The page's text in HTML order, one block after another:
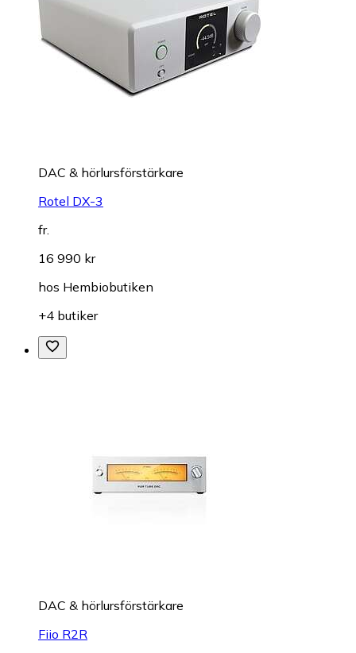
DAC & hörlursförstärkare
Rotel DX-3
fr.
16 990 kr
hos Hembiobutiken
+4 butiker
DAC & hörlursförstärkare
Fiio R2R